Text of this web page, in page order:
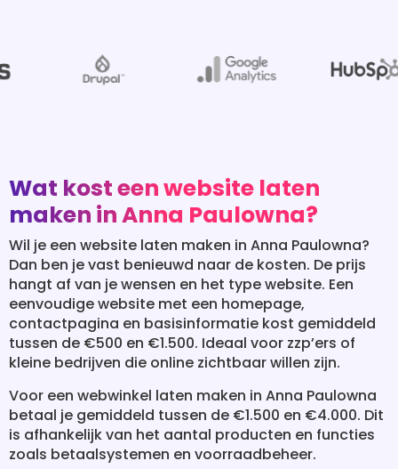
Wat kost een website laten
maken in Anna Paulowna?
Wil je een website laten maken in Anna Paulowna?
Dan ben je vast benieuwd naar de kosten. De prijs
hangt af van je wensen en het type website. Een
eenvoudige website met een homepage,
contactpagina en basisinformatie kost gemiddeld
tussen de €500 en €1.500. Ideaal voor zzp’ers of
kleine bedrijven die online zichtbaar willen zijn.
Voor een webwinkel laten maken in Anna Paulowna
betaal je gemiddeld tussen de €1.500 en €4.000. Dit
is afhankelijk van het aantal producten en functies
zoals betaalsystemen en voorraadbeheer.